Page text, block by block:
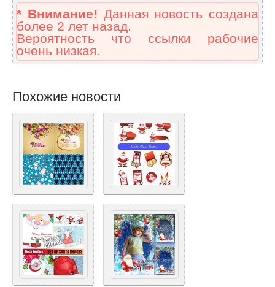
* Внимание! Данная новость создана
более 2 лет назад.
Вероятность что ссылки рабочие
очень низкая.
Похожие новости